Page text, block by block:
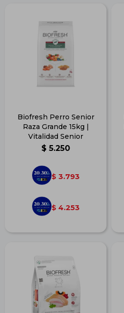
Biofresh Perro Senior
Raza Grande 15kg |
Vitalidad Senior
$ 5.250
$ 3.793
$ 4.253